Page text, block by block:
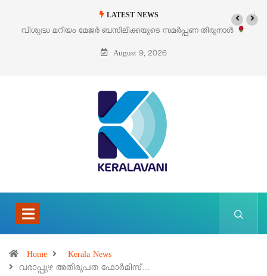
LATEST NEWS
തിരുനാൾ
‘പെറ്റൽസ്’ ലൈഫ് സ്റ്റൈൽ എക്സിബിഷനും
August 9, 2026
Home
Kerala News
വരാപ്പുഴ അതിരൂപത ഫോർമിസ്…